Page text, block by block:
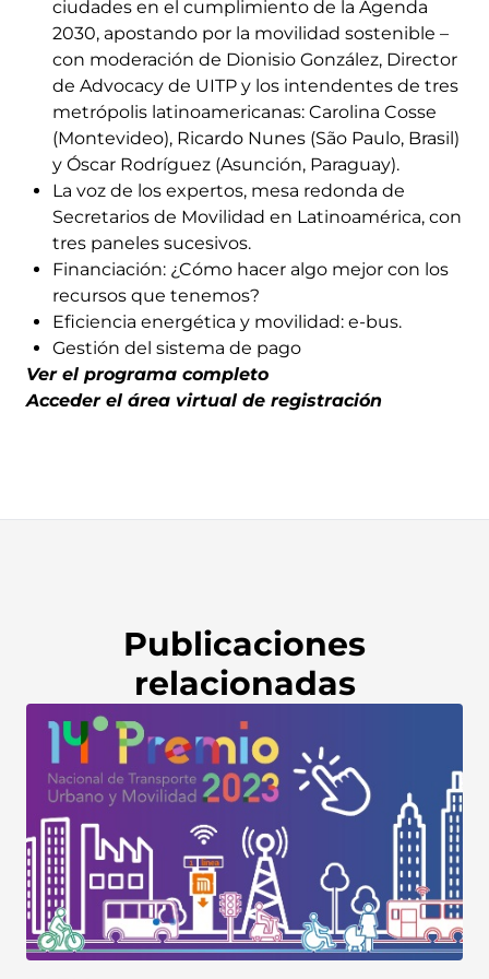
ciudades en el cumplimiento de la Agenda
2030, apostando por la movilidad sostenible –
con moderación de Dionisio González, Director
de Advocacy de UITP y los intendentes de tres
metrópolis latinoamericanas: Carolina Cosse
(Montevideo), Ricardo Nunes (São Paulo, Brasil)
y Óscar Rodríguez (Asunción, Paraguay).
La voz de los expertos, mesa redonda de
Secretarios de Movilidad en Latinoamérica, con
tres paneles sucesivos.
Financiación: ¿Cómo hacer algo mejor con los
recursos que tenemos?
Eficiencia energética y movilidad: e-bus.
Gestión del sistema de pago
Ver el programa completo
Acceder el área virtual de registración
Publicaciones
relacionadas